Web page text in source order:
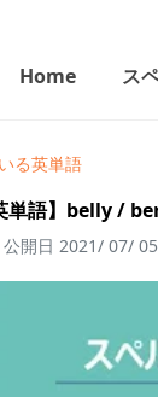
Home ス
る英単語
単語】belly /
公開日 2021/ 07/ 05